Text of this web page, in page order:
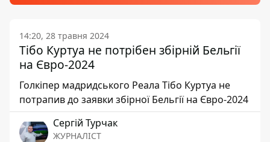
14:20, 28 травня 2024
Тібо Куртуа не потрібен збірній Бельгії
на Євро-2024
Голкіпер мадридського Реала Тібо Куртуа не
потрапив до заявки збірної Бельгії на Євро-2024
Сергій Турчак
ЖУРНАЛІСТ